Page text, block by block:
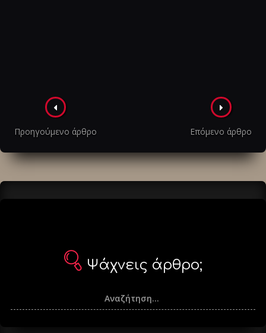
Πλοήγηση
στα
άρθρα
Προηγούμενο άρθρο Επόμενο άρθρο
Ψάχνεις άρθρο;